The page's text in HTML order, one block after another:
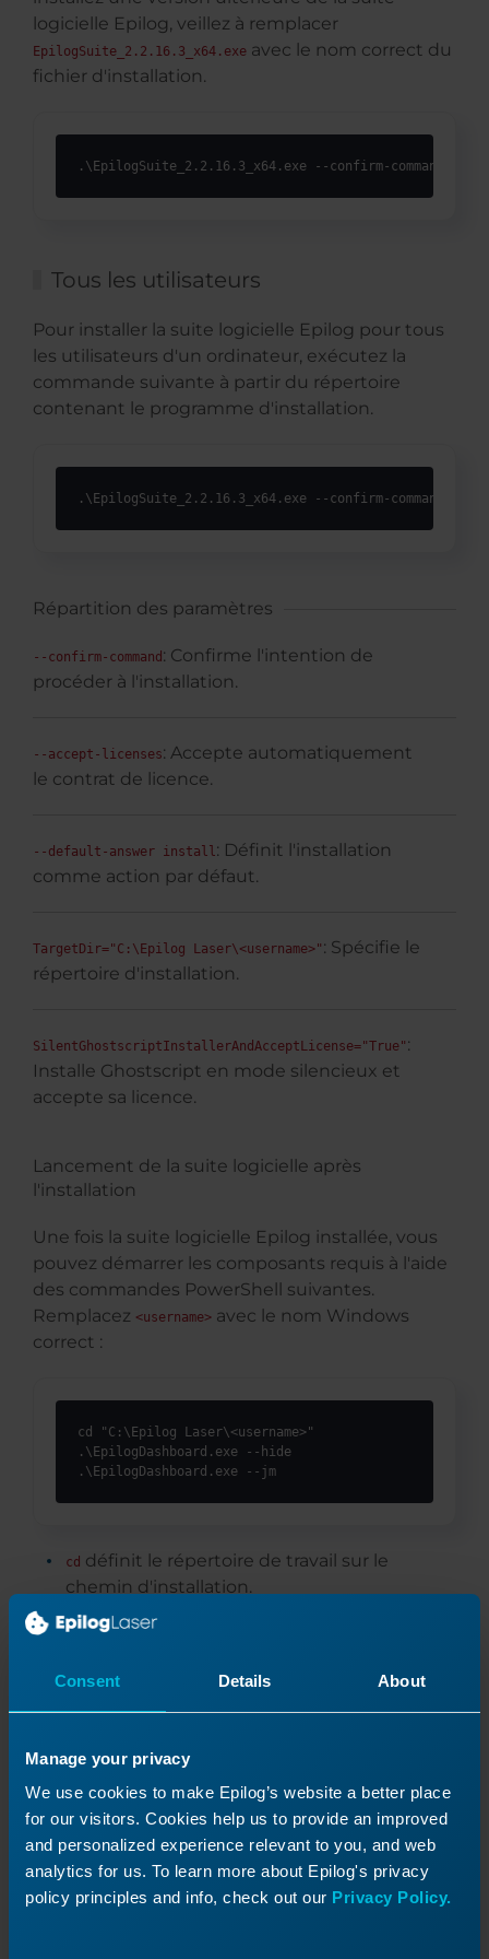
Consent Details About
Manage your privacy
We use cookies to make Epilog’s website a better place
for our visitors. Cookies help us to provide an improved
and personalized experience relevant to you, and web
analytics for us. To learn more about Epilog's privacy
policy principles and info, check out our Privacy Policy.
logicielle Epilog, veillez à remplacer
EpilogSuite_2.2.16.3_x64.exe avec le nom correct du
fichier d'installation.
.\EpilogSuite_2.2.16.3_x64.exe --confirm-command --
Tous les utilisateurs
Pour installer la suite logicielle Epilog pour tous
les utilisateurs d'un ordinateur, exécutez la
commande suivante à partir du répertoire
contenant le programme d'installation.
.\EpilogSuite_2.2.16.3_x64.exe --confirm-command
Répartition des paramètres
--confirm-command : Confirme l'intention de
procéder à l'installation.
--accept-licenses: Accepte automatiquement
le contrat de licence.
--default-answer install: Définit l'installation
comme action par défaut.
TargetDir="C:\Epilog Laser\<username>" : Spécifie le
répertoire d'installation.
SilentGhostscriptInstallerAndAcceptLicense="True" :
Installe Ghostscript en mode silencieux et
accepte sa licence.
Lancement de la suite logicielle après
l'installation
Une fois la suite logicielle Epilog installée, vous
pouvez démarrer les composants requis à l'aide
des commandes PowerShell suivantes.
Remplacez <username> avec le nom Windows
correct :
cd "C:\Epilog Laser\<username>"
.\EpilogDashboard.exe --hide
.\EpilogDashboard.exe --jm
cd définit le répertoire de travail sur le
chemin d'installation.
--hide lance le tableau de bord en arrière-
qu'une tâche lui soit envoyée.
utilisateurs peuvent configurer et gérer les
systèmes laser.
Les deux commandes doivent être exécutées
pour garantir que tous les composants
nécessaires de la suite logicielle sont